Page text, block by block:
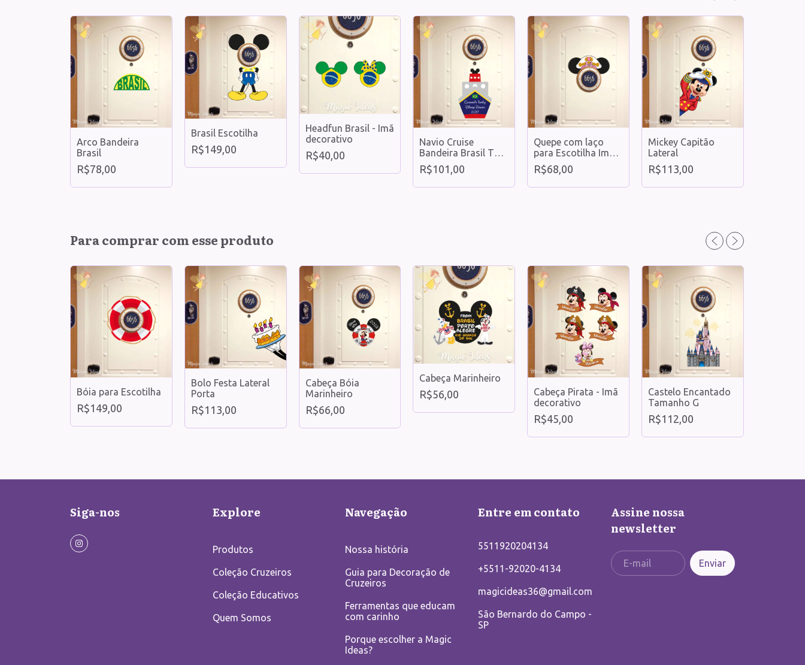
Arco Bandeira
Brasil
R$78,00
Brasil Escotilha
R$149,00
Headfun Brasil - Imã
decorativo
R$40,00
Navio Cruise
Bandeira Brasil Tam
G
R$101,00
Quepe com laço
para Escotilha Imã
decorativo
R$68,00
Mickey Capitão
Lateral
R$113,00
Para comprar com esse produto
Bóia para Escotilha
R$149,00
Bolo Festa Lateral
Porta
R$113,00
Cabeça Bóia
Marinheiro
R$66,00
Cabeça Marinheiro
R$56,00
Cabeça Pirata - Imã
decorativo
R$45,00
Castelo Encantado
Tamanho G
R$112,00
Siga-nos Explore
Produtos
Coleção Cruzeiros
Coleção Educativos
Quem Somos
Navegação
Nossa história
Guia para Decoração de
Cruzeiros
Ferramentas que educam
com carinho
Porque escolher a Magic
Ideas?
Entre em contato
5511920204134
+5511-92020-4134
magicideas36@gmail.com
São Bernardo do Campo -
SP
Assine nossa
newsletter